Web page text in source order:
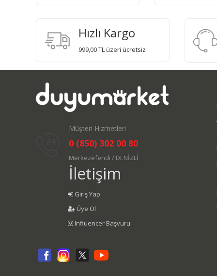
Hızlı Kargo
999,00 TL üzeri ücretsiz
Müşteri Hizmetleri
0 (850) 302 00 80
Merkezefendi / DENİZLİ
İletişim
Giriş Yap
Üye Ol
Influencer Başvuru